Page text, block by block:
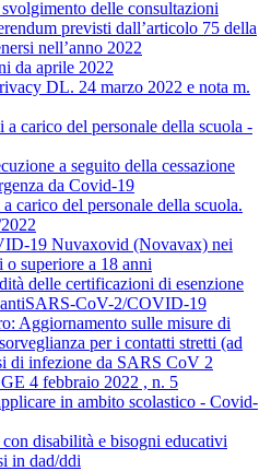
delle consultazioni
previsti dall’articolo 75 della
nell’anno 2022
da aprile 2022
DL. 24 marzo 2022 e nota m.
carico del personale della scuola -
a seguito della cessazione
da Covid-19
carico del personale della scuola.
19 Nuvaxovid (Novavax) nei
o superiore a 18 anni
delle certificazioni di esenzione
CoV-2/COVID-19
Aggiornamento sulle misure di
per i contatti stretti (ad
di infezione da SARS CoV 2
4 febbraio 2022 , n. 5
in ambito scolastico - Covid-
disabilità e bisogni educativi
in dad/ddi